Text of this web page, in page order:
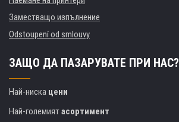
Заместващо изпълнение
Odstoupení od smlouvy
ЗАЩО ДА ПАЗАРУВАТЕ ПРИ НАС?
Най-ниска цени
Най-големиятасортимент